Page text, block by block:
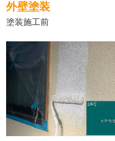
外壁塗装
塗装施工前